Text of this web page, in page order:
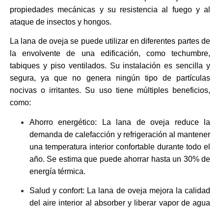
propiedades mecánicas y su resistencia al fuego y al
ataque de insectos y hongos.
La lana de oveja se puede utilizar en diferentes partes de
la envolvente de una edificación, como techumbre,
tabiques y piso ventilados. Su instalación es sencilla y
segura, ya que no genera ningún tipo de partículas
nocivas o irritantes. Su uso tiene múltiples beneficios,
como:
Ahorro energético: La lana de oveja reduce la
demanda de calefacción y refrigeración al mantener
una temperatura interior confortable durante todo el
año. Se estima que puede ahorrar hasta un 30% de
energía térmica.
Salud y confort: La lana de oveja mejora la calidad
del aire interior al absorber y liberar vapor de agua